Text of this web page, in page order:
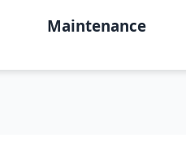
Maintenance